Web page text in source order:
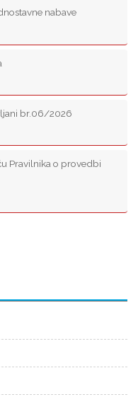
nabave
br.06/2026
Pravilnika o provedbi